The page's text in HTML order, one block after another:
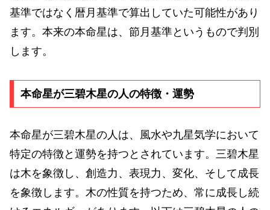
基準ではなく暦月基準で算出していた可能性があり
ます。本来の本命星は、節月基準というもので判別
します。
本命星が三碧木星の人の特徴・運勢
本命星が三碧木星の人は、風水や九星気学において
特定の特徴と運勢を持つとされています。三碧木星
は木を象徴し、創造力、表現力、変化、そして成長
を象徴します。木の性質を持つため、常に成長し続